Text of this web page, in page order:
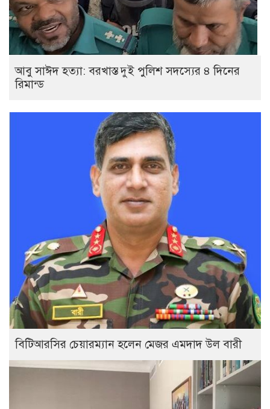
আবু সাঈদ হত্যা: বরখাস্ত দুই পুলিশ সদস্যের ৪ দিনের
রিমান্ড
বিটিআরসির চেয়ারম্যান হলেন মেজর এমদাদ উল বারী